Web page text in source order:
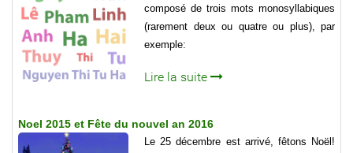
composé de trois mots monosyllabiques
(rarement deux ou quatre ou plus), par
exemple:
Lire la suite
Noel 2015 et Fête du nouvel an 2016
Le 25 décembre est arrivé, fêtons Noël!